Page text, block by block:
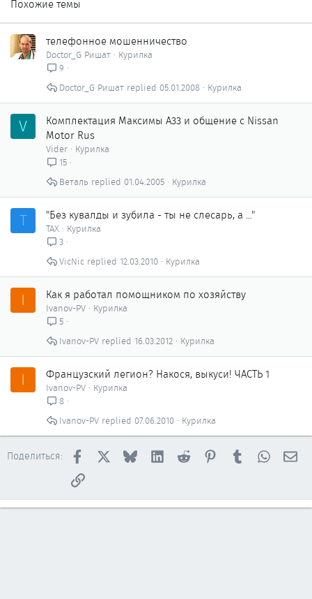
Похожие темы
телефонное мошенничество
Doctor_G Ришат
Курилка
9
Курилка
05.01.2008
Doctor_G Ришат
V
Комплектация Максимы А33 и общение с Nissan
Мotor Rus
Vider
Курилка
15
Курилка
01.04.2005
Веталь
Т "Без кувалды и зубила - ты не слесарь, а ..."
ТАХ
Курилка
3
Курилка
12.03.2010
VicNic
I Как я работал помощником по хозяйству
Ivanov-PV
Курилка
5
Курилка
16.03.2012
Ivanov-PV
I Французский легион? Накося, выкуси! ЧАСТЬ 1
Ivanov-PV
Курилка
8
Курилка
07.06.2010
Ivanov-PV
Поделиться: Facebook BlueskyLinkedInReddit PinterestTumblr
Ссылка